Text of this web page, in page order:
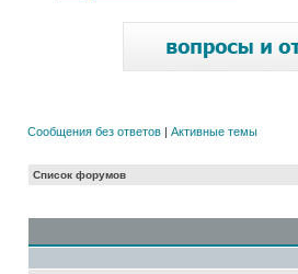
Сообщения без ответов | Активные темы
Список форумов